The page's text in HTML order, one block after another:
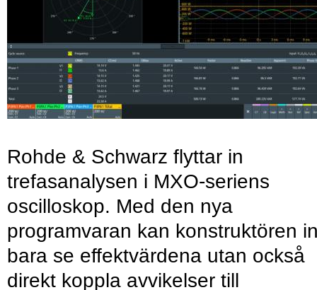
Rohde & Schwarz flyttar in
trefasanalysen i MXO-seriens
oscilloskop. Med den nya
programvaran kan konstruktören
bara se effektvärdena utan också
direkt koppla avvikelser till